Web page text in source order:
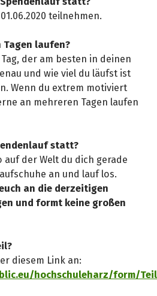
teilnehmen.
Tagen laufen?
der am besten in deinen
und wie viel du läufst ist
Wenn du extrem motiviert
an mehreren Tagen laufen
statt?
auf der Welt du dich gerade
an und lauf los.
an die derzeitigen
und formt keine großen
diesem Link an:
hochschuleharz/form/